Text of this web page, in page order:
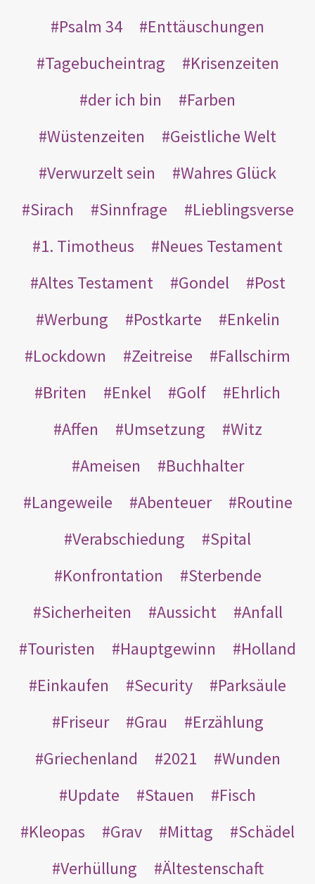
Psalm 34
Enttäuschungen
Tagebucheintrag
Krisenzeiten
der ich bin
Farben
Wüstenzeiten
Geistliche Welt
Verwurzelt sein
Wahres Glück
Sirach
Sinnfrage
Lieblingsverse
1. Timotheus
Neues Testament
Altes Testament
Gondel
Post
Werbung
Postkarte
Enkelin
Lockdown
Zeitreise
Fallschirm
Briten
Enkel Golf
Ehrlich
Affen
Umsetzung
Witz
Ameisen
Buchhalter
Langeweile
Abenteuer
Routine
Verabschiedung
Spital
Konfrontation
Sterbende
Sicherheiten
Aussicht
Anfall
Touristen
Hauptgewinn
Holland
Einkaufen
Security
Parksäule
Friseur
Grau
Erzählung
Griechenland
2021
Wunden
Update
Stauen
Fisch
Kleopas
Grav Mittag
Schädel
Verhüllung
Ältestenschaft